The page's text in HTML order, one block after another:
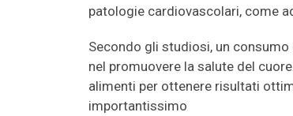
patologie cardiovascolari, come
Secondo gli studiosi, un
nel promuovere la salute del
alimenti per ottenere risultati
importantissimo